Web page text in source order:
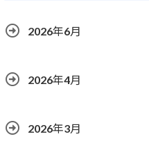
2026年6月
2026年4月
2026年3月